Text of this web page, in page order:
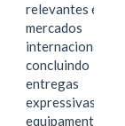
relevantes em
mercados
internacionais,
concluindo
entregas
expressivas de
equipamentos